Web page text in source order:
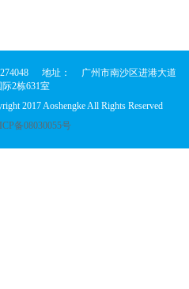
地址：
广州市南沙区进港大道
2栋631室
2017 Aoshengke All Rights Reserved
备08030055号